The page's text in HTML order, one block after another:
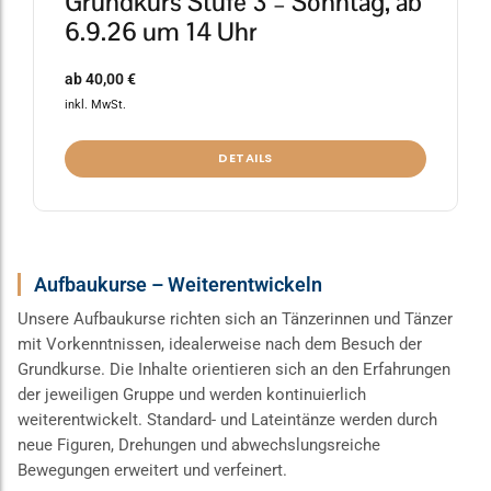
6.9.26 um 14 Uhr
ab40,00€
inkl. MwSt.
DETAILS
Aufbaukurse – Weiterentwickeln
Unsere Aufbaukurse richten sich an Tänzerinnen und Tänzer
mit Vorkenntnissen, idealerweise nach dem Besuch der
Grundkurse. Die Inhalte orientieren sich an den Erfahrungen
der jeweiligen Gruppe und werden kontinuierlich
weiterentwickelt. Standard- und Lateintänze werden durch
neue Figuren, Drehungen und abwechslungsreiche
Bewegungen erweitert und verfeinert.